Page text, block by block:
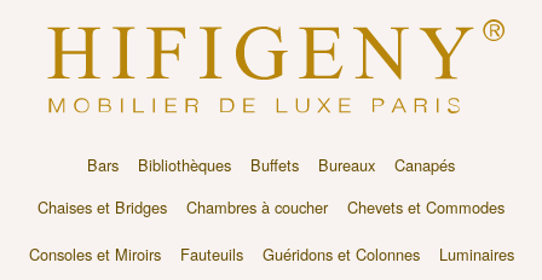
Bars Bibliothèques Buffets Bureaux
Canapés
Chaises et Bridges
Chambres à coucher Chevets et Commodes
Consoles et Miroirs Fauteuils Guéridons et Colonnes
Luminaires